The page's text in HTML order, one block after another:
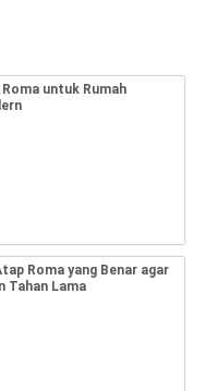
untuk Rumah
Roma yang Benar agar
Tahan Lama